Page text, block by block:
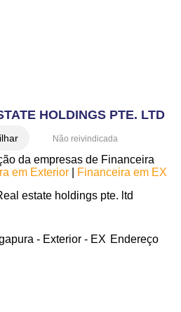
HOLDINGS PTE. LTD
Não reivindicada
da empresas de Financeira
em Exterior|
Financeira em EX
estate holdings pte. ltd
- Exterior - EX Endereço